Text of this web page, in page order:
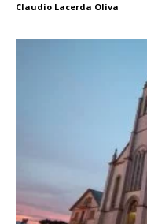
Claudio Lacerda Oliva